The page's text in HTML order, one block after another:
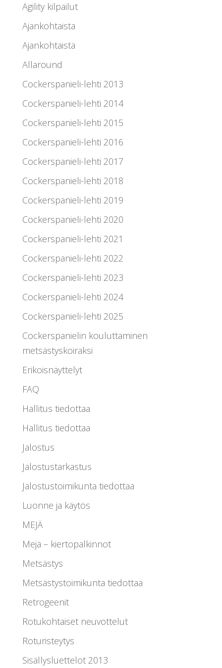
Agility kilpailut
Ajankohtaista
Ajankohtaista
Allaround
Cockerspanieli-lehti 2013
Cockerspanieli-lehti 2014
Cockerspanieli-lehti 2015
Cockerspanieli-lehti 2016
Cockerspanieli-lehti 2017
Cockerspanieli-lehti 2018
Cockerspanieli-lehti 2019
Cockerspanieli-lehti 2020
Cockerspanieli-lehti 2021
Cockerspanieli-lehti 2022
Cockerspanieli-lehti 2023
Cockerspanieli-lehti 2024
Cockerspanieli-lehti 2025
Cockerspanielin kouluttaminen
metsästyskoiraksi
Erikoisnäyttelyt
FAQ
Hallitus tiedottaa
Hallitus tiedottaa
Jalostus
Jalostustarkastus
Jalostustoimikunta tiedottaa
Luonne ja käytös
MEJÄ
Mejä – kiertopalkinnot
Metsästys
Metsästystoimikunta tiedottaa
Retrogeenit
Rotukohtaiset neuvottelut
Roturisteytys
Sisällysluettelot 2013